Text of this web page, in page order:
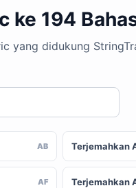
ke 194
yang didukung
AB Terjemahkan
AF Terjemahkan